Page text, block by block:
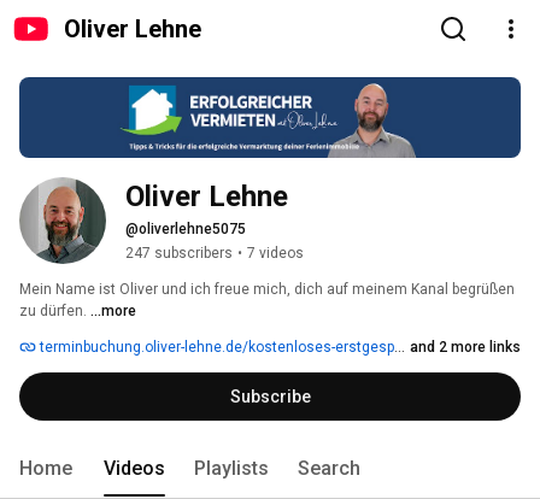
Oliver Lehne
Oliver Lehne
@oliverlehne5075
247 subscribers • 7 videos
Mein Name ist Oliver und ich freue mich, dich auf meinem Kanal begrüßen
zu dürfen. ...more
terminbuchung.oliver-lehne.de/kostenloses-erstgespraech and 2 more links
Subscribe
Home Videos Playlists Search